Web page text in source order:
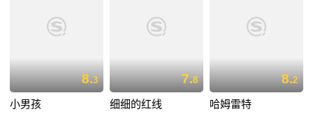
8.3
小男孩
7.8
细细的红线
8.2
哈姆雷特